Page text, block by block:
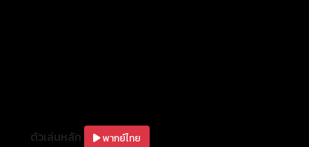
ตัวเล่นหลัก พากย์ไทย